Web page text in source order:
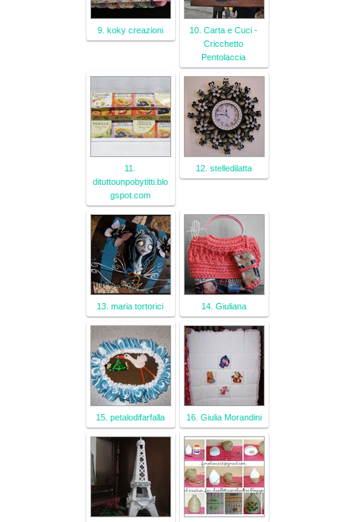
9. koky creazioni
10. Carta e Cuci -
Cricchetto
Pentolaccia
11.
dituttounpobytitti.blo
gspot.com
12. stelledilatta
13. maria tortorici 14. Giuliana
15. petalodifarfalla 16. Giulia Morandini